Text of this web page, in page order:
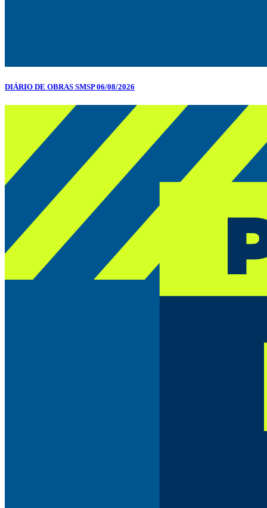
DIÁRIO DE OBRAS SMSP 06/08/2026